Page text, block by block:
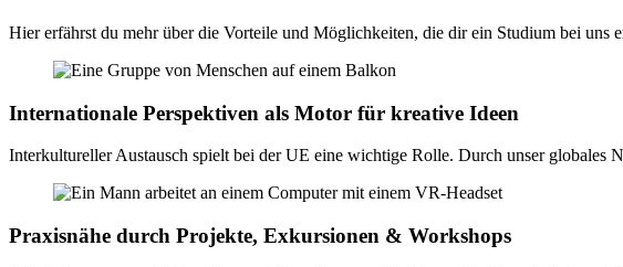
Hier erfährst du mehr über die Vorteile und Möglichkeiten, die dir ein Studium bei uns
Internationale Perspektiven als Motor für kreative Ideen
Interkultureller Austausch spielt bei der UE eine wichtige Rolle. Durch unser
Praxisnähe durch Projekte, Exkursionen & Workshops